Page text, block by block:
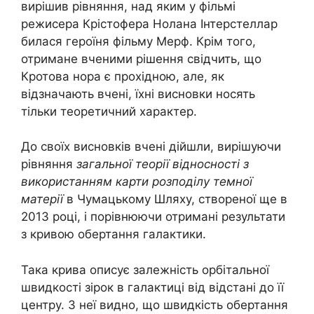
вирішив рівняння, над яким у фільмі
режисера Крістофера Нолана Інтерстеллар
билася героїня фільму Мерф. Крім того,
отримане вченими рішення свідчить, що
Кротова нора є прохідною, але, як
відзначають вчені, їхні висновки носять
тільки теоретичний характер.
До своїх висновків вчені дійшли, вирішуючи
рівняння загальної теорії відносності з
використанням карти розподілу темної
матеріїв Чумацькому Шляху, створеної ще в
2013 році, і порівнюючи отримані результати
з кривою обертання галактики.
Така крива описує залежність орбітальної
швидкості зірок в галактиці від відстані до її
центру. З неї видно, що швидкість обертання